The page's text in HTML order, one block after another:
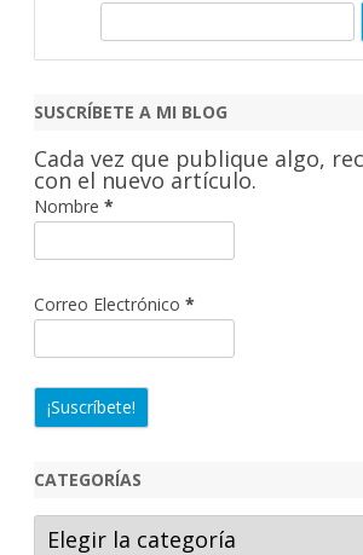
c
r
SUSCRÍBETE A MI BLOG
Cada vez que publique algo,
con el nuevo artículo.
Nombre *
Correo Electrónico *
CATEGORÍAS
Categorías